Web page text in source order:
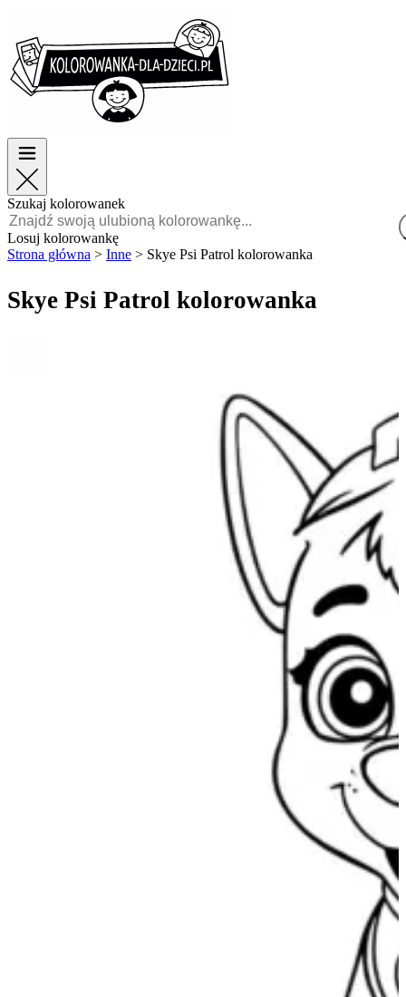
TOP kategorie
Dla chłopców
Dla dziewczynek
Polski
POLSKI
FRANÇAIS
TOP kategorie
Dla chłopców
Dla dziewczynek
Szukaj kolorowanek
Losuj kolorowankę
Strona główna > Inne > Skye Psi Patrol kolorowanka
Skye Psi Patrol kolorowanka